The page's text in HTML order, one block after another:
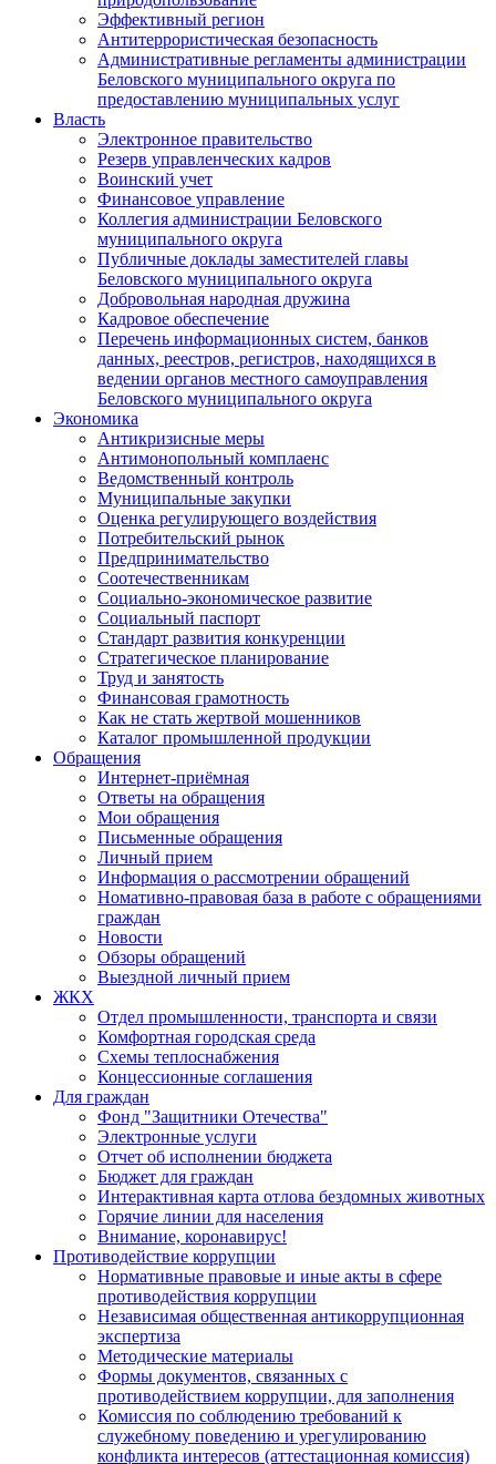
Эффективный регион
Антитеррористическая безопасность
Административные регламенты администрации
Беловского муниципального округа по
предоставлению муниципальных услуг
Власть
Электронное правительство
Резерв управленческих кадров
Воинский учет
Финансовое управление
Коллегия администрации Беловского
муниципального округа
Публичные доклады заместителей главы
Беловского муниципального округа
Добровольная народная дружина
Кадровое обеспечение
Перечень информационных систем, банков
данных, реестров, регистров, находящихся в
ведении органов местного самоуправления
Беловского муниципального округа
Экономика
Антикризисные меры
Антимонопольный комплаенс
Ведомственный контроль
Муниципальные закупки
Оценка регулирующего воздействия
Потребительский рынок
Предпринимательство
Соотечественникам
Социально-экономическое развитие
Социальный паспорт
Стандарт развития конкуренции
Стратегическое планирование
Труд и занятость
Финансовая грамотность
Как не стать жертвой мошенников
Каталог промышленной продукции
Обращения
Интернет-приёмная
Ответы на обращения
Мои обращения
Письменные обращения
Личный прием
Информация о рассмотрении обращений
Номативно-правовая база в работе с обращениями
граждан
Новости
Обзоры обращений
Выездной личный прием
ЖКХ
Отдел промышленности, транспорта и связи
Комфортная городская среда
Схемы теплоснабжения
Концессионные соглашения
Для граждан
Фонд "Защитники Отечества"
Электронные услуги
Отчет об исполнении бюджета
Бюджет для граждан
Интерактивная карта отлова бездомных животных
Горячие линии для населения
Внимание, коронавирус!
Противодействие коррупции
Нормативные правовые и иные акты в сфере
противодействия коррупции
Независимая общественная антикоррупционная
экспертиза
Методические материалы
Формы документов, связанных с
противодействием коррупции, для заполнения
Комиссия по соблюдению требований к
служебному поведению и урегулированию
конфликта интересов (аттестационная комиссия)